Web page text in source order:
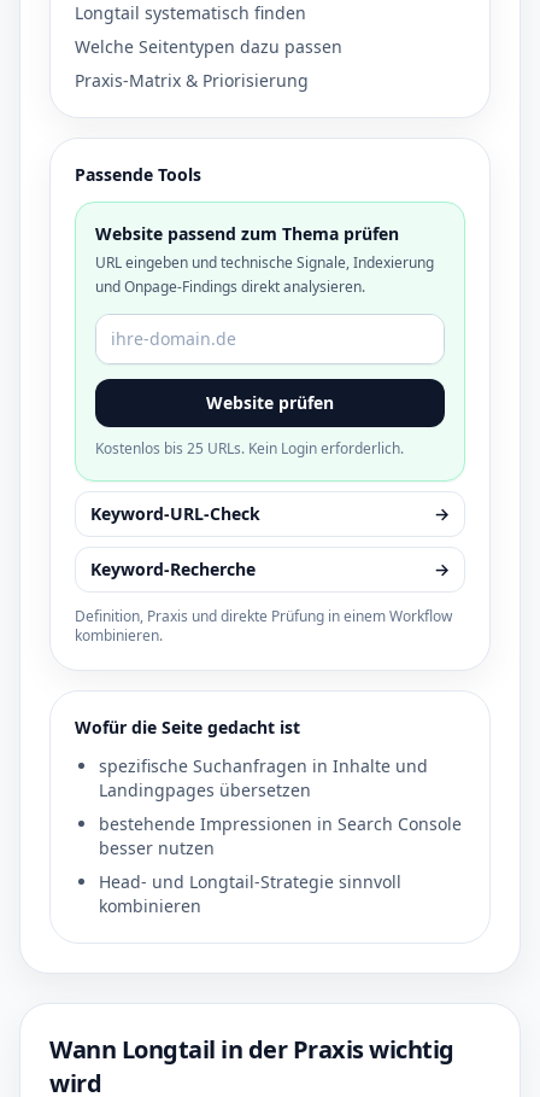
Longtail systematisch finden
Welche Seitentypen dazu passen
Praxis-Matrix & Priorisierung
Passende Tools
Website passend zum Thema prüfen
URL eingeben und technische Signale, Indexierung
und Onpage-Findings direkt analysieren.
Domain oder URL
Website prüfen
Kostenlos bis 25 URLs. Kein Login erforderlich.
Keyword-URL-Check →
Keyword-Recherche →
Definition, Praxis und direkte Prüfung in einem Workflow
kombinieren.
Wofür die Seite gedacht ist
spezifische Suchanfragen in Inhalte und
Landingpages übersetzen
bestehende Impressionen in Search Console
besser nutzen
Head- und Longtail-Strategie sinnvoll
kombinieren
Wann Longtail in der Praxis wichtig
wird